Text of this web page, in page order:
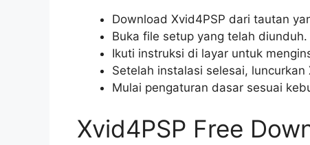
Download Xvid4PSP dari tautan
Buka file setup yang telah diunduh.
Ikuti instruksi di layar untuk
Setelah instalasi selesai, luncurkan
Mulai pengaturan dasar sesuai
Xvid4PSP Free